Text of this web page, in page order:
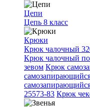
Цепи
Цепь 8 класс
Крюки
Крюк чалочный
Крюк чалочный
зевом Крюк
25573-83 Крюк